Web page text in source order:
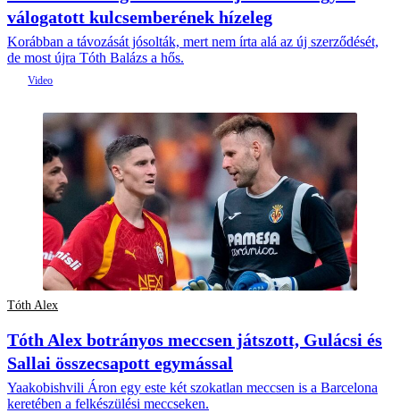
válogatott kulcsemberének hízeleg
Korábban a távozását jósolták, mert nem írta alá az új szerződését,
de most újra Tóth Balázs a hős.
Tóth Alex
Tóth Alex botrányos meccsen játszott, Gulácsi és
Sallai összecsapott egymással
Yaakobishvili Áron egy este két szokatlan meccsen is a Barcelona
keretében a felkészülési meccseken.